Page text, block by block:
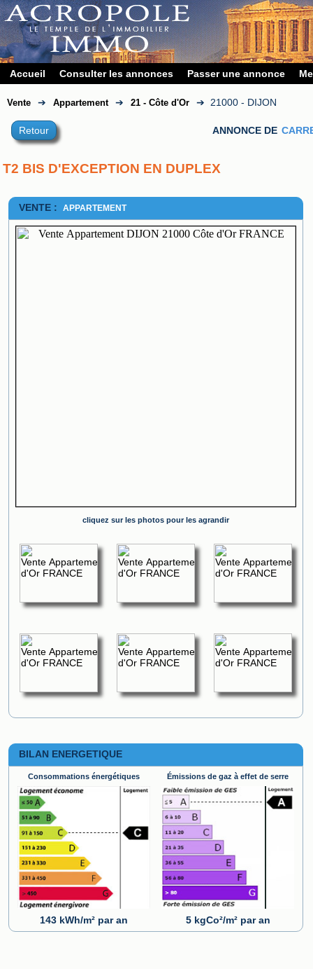
Accueil Consulter les annonces Passer une annonce
Vente ➔ Appartement ➔ 21 - Côte d'Or ➔ 21000 - DIJON
Retour ANNONCE DE
T2 BIS D'EXCEPTION EN DUPLEX
VENTE : APPARTEMENT
cliquez sur les photos pour les agrandir
BILAN ENERGETIQUE
Consommations énergétiques Émissions de gaz à effet de serre
143 kWh/m² par an 5 kgCo²/m² par an